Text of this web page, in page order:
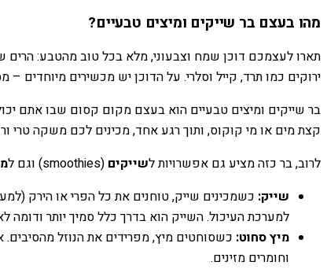
מהו בעצם בר שייקים ומיצים טבעיים?
תארו לעצמכם דוכן שמח וצבעוני, מלא בכל טוב מהטבע: הרים
ירוקים כמו תרד, קייל וסלרי. על הדוכן יש מכשירים
בר שייקים ומיצים טבעיים הוא בעצם מקום קסום שבו אתם
קצת מים או מי קוקוס, ותוך רגע אחד, מכינים לכם משקה טרי
לרוב, בר כזה מציע גם אפשרויות לשייקים (smoothies) וגם ל
שייק: כשמכינים שייק, טוחנים את כל הפרי או הירק
למערכת העיכול. השייק הוא בדרך כלל סמיך יותר ודומה
מיץ סחוט: כשסוחטים מיץ, מפרידים את הנוזל מהסיבים.
וחומרים מזינים.